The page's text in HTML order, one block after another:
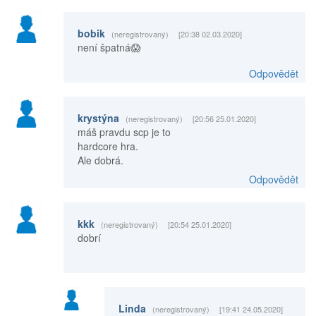
bobik (neregistrovaný) [20:38 02.03.2020]
není špatná😱
Odpovědět
krystýna (neregistrovaný) [20:56 25.01.2020]
máš pravdu scp je to
hardcore hra.
Ale dobrá.
Odpovědět
kkk (neregistrovaný) [20:54 25.01.2020]
dobrí
Linda (neregistrovaný) [19:41 24.05.2020]